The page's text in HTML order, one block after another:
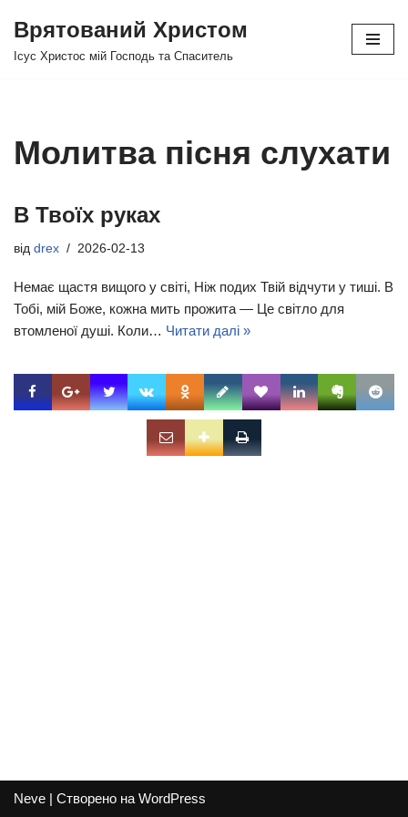
Перейти
Врятований Христом
Ісус Христос мій Господь та Спаситель
Молитва пісня слухати
В Твоїх руках
від drex 2026-02-13
Немає щастя вищого у світі, Ніж подих Твій відчути у тиші. В
Тобі, мій Боже, кожна мить прожита — Це світло для
втомленої душі. Коли… Читати далі »
Neve | Створено на WordPress